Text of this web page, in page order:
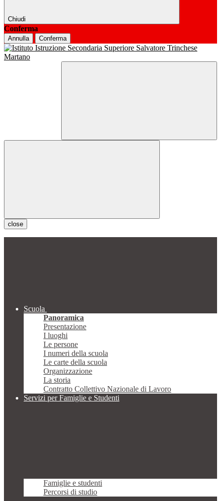
Chiudi
Conferma
Annulla Conferma
close
Scuola
Panoramica
Presentazione
I luoghi
Le persone
I numeri della scuola
Le carte della scuola
Organizzazione
La storia
Contratto Collettivo Nazionale di Lavoro
Servizi per Famiglie e Studenti
Famiglie e studenti
Percorsi di studio